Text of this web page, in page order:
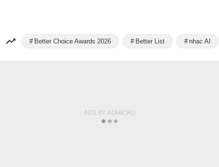
Better Choice Awards 2026 Better List nhạc AI